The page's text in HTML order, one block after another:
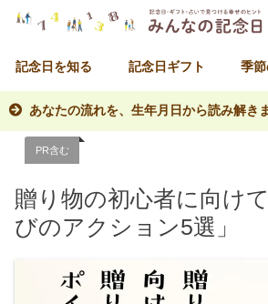
記念日を知る 記念日ギフト 季
あなたの流れを、生年月日から読み解き
PR含む
贈り物の初心者に向け
びのアクション5選」